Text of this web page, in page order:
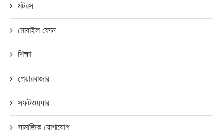
মটরস
মোবাইল ফোন
শিক্ষা
শেয়ারবাজার
সফটওয়্যার
সামাজিক যোগাযোগ